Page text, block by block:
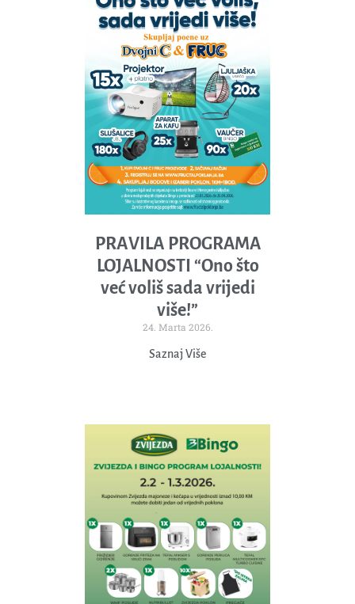
PRАVILА PROGRAMA
LOJALNOSTI “Ono što
već voliš sada vrijedi
više!”
24. Marta 2026.
Saznaj Više